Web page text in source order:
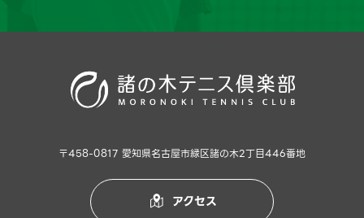
〒458-0817 愛知県名古屋市緑区諸の木2丁目446番地
 アクセス